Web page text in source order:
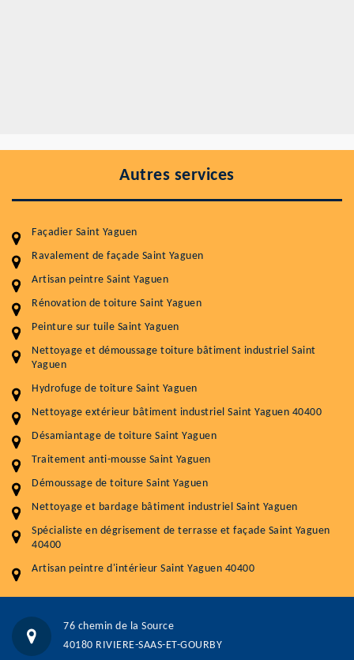
Autres services
Façadier Saint Yaguen
Ravalement de façade Saint Yaguen
Artisan peintre Saint Yaguen
Rénovation de toiture Saint Yaguen
Peinture sur tuile Saint Yaguen
Nettoyage et démoussage toiture bâtiment industriel Saint
Yaguen
Hydrofuge de toiture Saint Yaguen
Nettoyage extérieur bâtiment industriel Saint Yaguen 40400
Désamiantage de toiture Saint Yaguen
Traitement anti-mousse Saint Yaguen
Démoussage de toiture Saint Yaguen
Nettoyage et bardage bâtiment industriel Saint Yaguen
Spécialiste en dégrisement de terrasse et façade Saint Yaguen
40400
Artisan peintre d'intérieur Saint Yaguen 40400
76 chemin de la Source
40180 RIVIERE-SAAS-ET-GOURBY
Entretenir votre toiture, c'est préserver sa
durabilité
Service
Nettoyageb toiture
Démoussage toiture
Traitement hydrofuge toiture
Artisant local recommander
76 chemin de la Source 40180 RIVIERE-SAAS-ET-GOURBY